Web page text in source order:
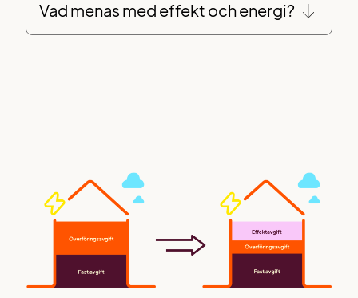
Vad menas med effekt och energi?